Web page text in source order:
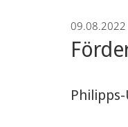
09.08.2022